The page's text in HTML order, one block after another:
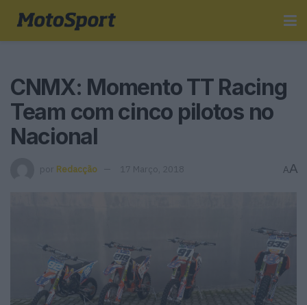
CNMX: Momento TT Racing
Team com cinco pilotos no
Nacional
por Redacção 17 Março, 2018 AA